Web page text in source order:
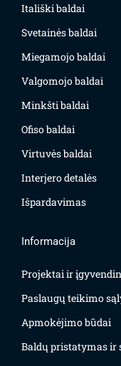
Itališki baldai
Svetainės baldai
Miegamojo baldai
Valgomojo baldai
Minkšti baldai
Ofiso baldai
Virtuvės baldai
Interjero detalės
Išpardavimas
Informacija
Projektai ir
Paslaugų teikimo
Apmokėjimo būdai
Baldų pristatymas